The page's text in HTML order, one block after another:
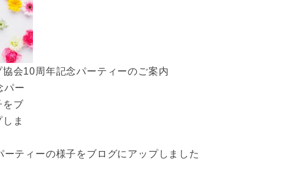
協会10周年記念パーティーのご案内
ーティーの様子をブログにアップしました